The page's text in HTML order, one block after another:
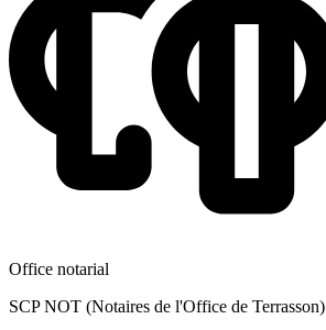
Office notarial
SCP NOT (Notaires de l'Office de Terrasson)